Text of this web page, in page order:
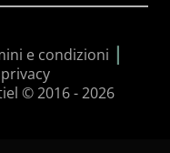
e condizioni |
© 2016 - 2026